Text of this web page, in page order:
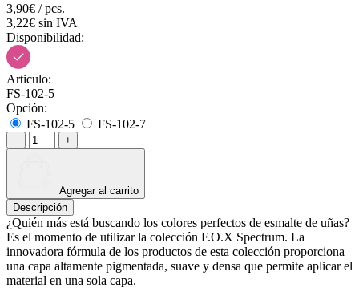
3,90€ / pcs.
3,22€ sin IVA
Disponibilidad:
Articulo:
FS-102-5
Opción:
FS-102-5
FS-102-7
− +
Agregar al carrito
Descripción
¿Quién más está buscando los colores perfectos de esmalte de uñas?
Es el momento de utilizar la colección F.O.X Spectrum. La
innovadora fórmula de los productos de esta colección proporciona
una capa altamente pigmentada, suave y densa que permite aplicar el
material en una sola capa.